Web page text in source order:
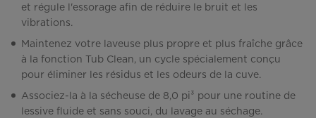
et régule l'essorage afin de réduire le bruit et les
vibrations.
Maintenez votre laveuse plus propre et plus fraîche grâce
à la fonction Tub Clean, un cycle spécialement conçu
pour éliminer les résidus et les odeurs de la cuve.
Associez-la à la sécheuse de 8,0 pi³ pour une routine de
lessive fluide et sans souci, du lavage au séchage.